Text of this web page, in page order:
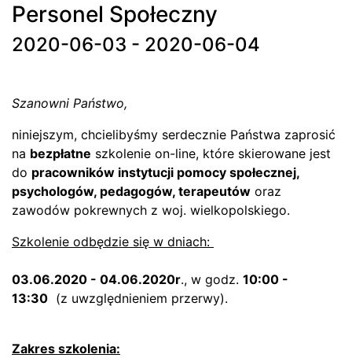
Personel Społeczny
2020-06-03 - 2020-06-04
Szanowni Państwo,
niniejszym, chcielibyśmy serdecznie Państwa zaprosić
na bezpłatne szkolenie on-line, które skierowane jest
do pracowników instytucji pomocy społecznej,
psychologów, pedagogów, terapeutów oraz
zawodów pokrewnych z woj. wielkopolskiego.
Szkolenie odbędzie się w dniach:
03.06.2020 - 04.06.2020r., w godz. 10:00 -
13:30 (z uwzględnieniem przerwy).
Zakres szkolenia: